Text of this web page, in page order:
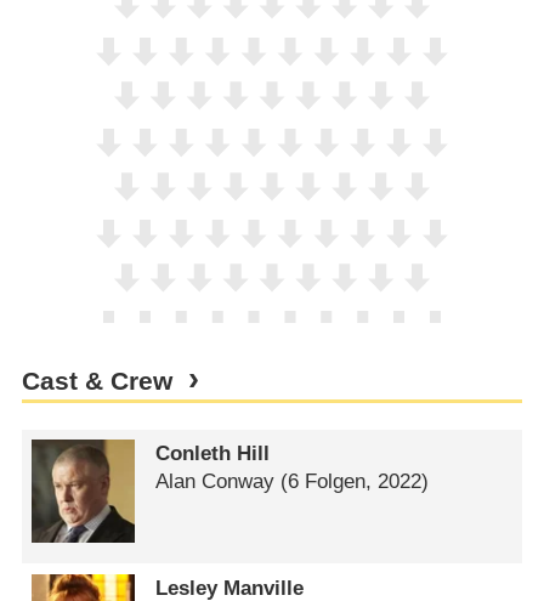
Cast & Crew
Conleth Hill
Alan Conway (6 Folgen, 2022)
Lesley Manville